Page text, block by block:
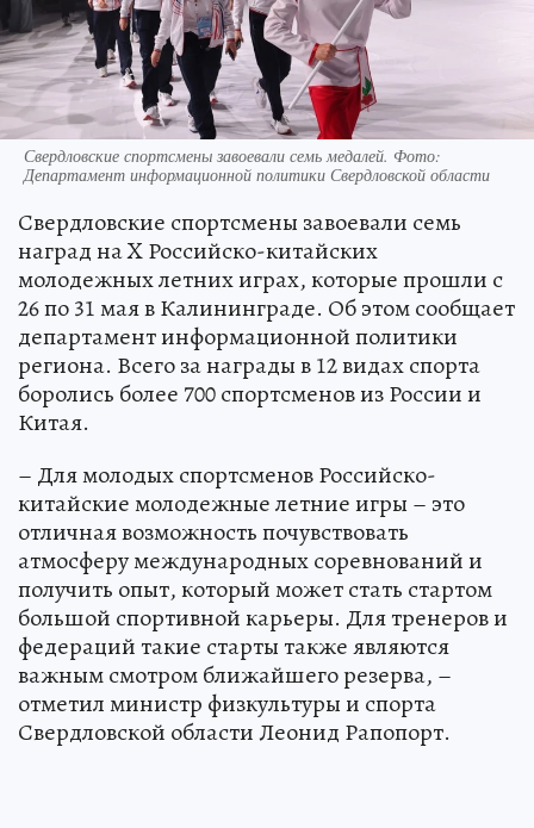
Свердловские спортсмены завоевали семь медалей. Фото:
Департамент информационной политики Свердловской области
Свердловские спортсмены завоевали семь
наград на X Российско-китайских
молодежных летних играх, которые прошли с
26 по 31 мая в Калининграде. Об этом сообщает
департамент информационной политики
региона. Всего за награды в 12 видах спорта
боролись более 700 спортсменов из России и
Китая.
– Для молодых спортсменов Российско-
китайские молодежные летние игры – это
отличная возможность почувствовать
атмосферу международных соревнований и
получить опыт, который может стать стартом
большой спортивной карьеры. Для тренеров и
федераций такие старты также являются
важным смотром ближайшего резерва, –
отметил министр физкультуры и спорта
Свердловской области Леонид Рапопорт.